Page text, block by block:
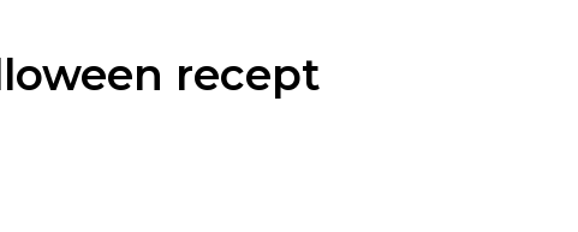
recept